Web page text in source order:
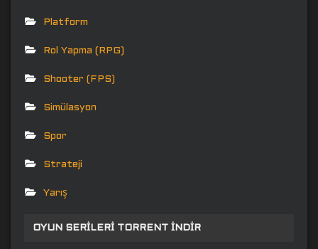
Platform
Rol Yapma (RPG)
Shooter (FPS)
Simülasyon
Spor
Strateji
Yarış
OYUN SERILERI TORRENT İNDIR